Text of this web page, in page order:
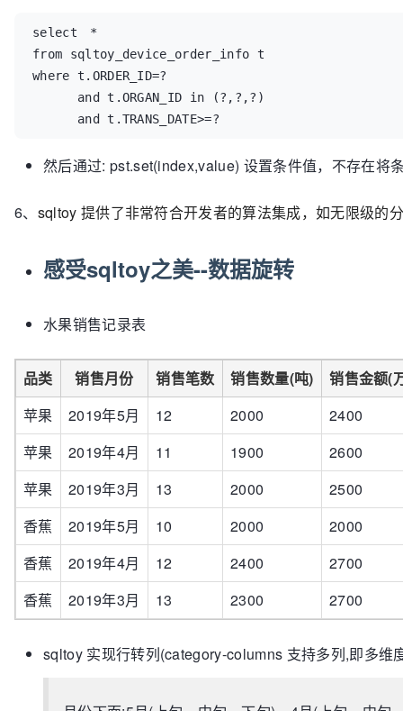
select 	*
from sqltoy_device_order_info t
where t.ORDER_ID=?
然后通过: pst.set(index,value) 设置条件值，不存在将
6、 sqltoy 提供了非常符合开发者的算法集成，如无限级的
感受sqltoy之美--数据旋转
水果销售记录表
品类 销售月份 销售笔数 销售数量(吨)
销售金额(
苹果
2019年5月 12 2000
2400
苹果
2019年4月 11 1900
2600
苹果
2019年3月 13 2000
2500
香蕉
2019年5月 10 2000
2000
香蕉
2019年4月 12 2400
2700
香蕉
2019年3月 13 2300 2700
sqltoy 实现行转列(category-columns 支持多列,即多维